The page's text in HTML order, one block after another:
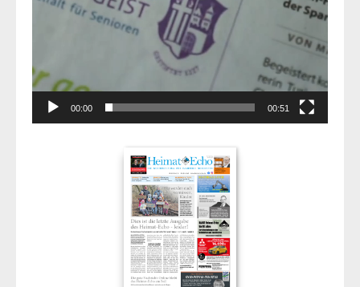
00:00 00:51